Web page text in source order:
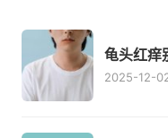
龟头红痒
2025-12-